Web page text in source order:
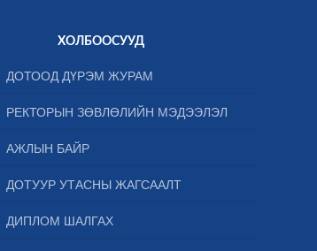
ХОЛБООСУУД
ДОТООД ДҮРЭМ ЖУРАМ
РЕКТОРЫН ЗӨВЛӨЛИЙН МЭДЭЭЛЭЛ
АЖЛЫН БАЙР
ДОТУУР УТАСНЫ ЖАГСААЛТ
ДИПЛОМ ШАЛГАХ